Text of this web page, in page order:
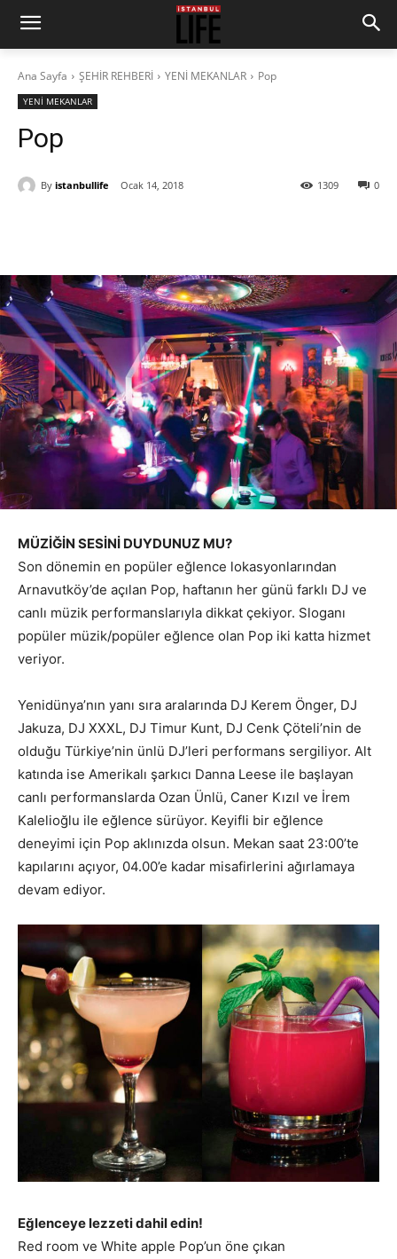
Ana Sayfa ŞEHİR REHBERİ YENİ MEKANLAR Pop
YENİ MEKANLAR
Pop
By istanbullife Ocak 14, 2018 0
1309
MÜZİĞİN SESİNİ DUYDUNUZ MU?
Son dönemin en popüler eğlence lokasyonlarından
Arnavutköy’de açılan Pop, haftanın her günü farklı DJ ve
canlı müzik performanslarıyla dikkat çekiyor. Sloganı
popüler müzik/popüler eğlence olan Pop iki katta hizmet
veriyor.
Yenidünya’nın yanı sıra aralarında DJ Kerem Önger, DJ
Jakuza, DJ XXXL, DJ Timur Kunt, DJ Cenk Çöteli’nin de
olduğu Türkiye’nin ünlü DJ’leri performans sergiliyor. Alt
katında ise Amerikalı şarkıcı Danna Leese ile başlayan
canlı performanslarda Ozan Ünlü, Caner Kızıl ve İrem
Kalelioğlu ile eğlence sürüyor. Keyifli bir eğlence
deneyimi için Pop aklınızda olsun. Mekan saat 23:00’te
kapılarını açıyor, 04.00’e kadar misafirlerini ağırlamaya
devam ediyor.
Eğlenceye lezzeti dahil edin!
Red room ve White apple Pop’un öne çıkan